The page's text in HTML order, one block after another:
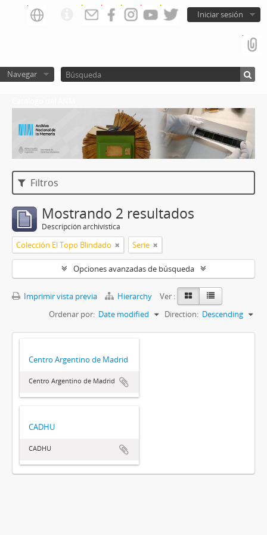
Iniciar sesión
Navegar
Filtros
Mostrando 2 resultados
Descripción archivística
Colección El Topo Blindado Serie
Opciones avanzadas de búsqueda
Imprimir vista previa Hierarchy
Ver :
Ordenar por: Date modified Direction: Descending
Centro Argentino de Madrid
Centro Argentino de Madrid
CADHU
CADHU